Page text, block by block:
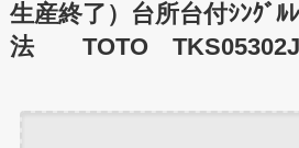
生産終了）台所台付ｼﾝｸﾞﾙ
法 TOTO